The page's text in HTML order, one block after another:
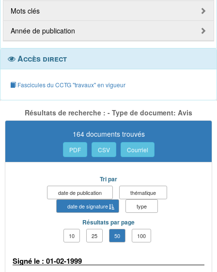
Mots clés
Année de publication
Accès direct
Fascicules du CCTG "travaux" en vigueur
Résultats de recherche : - Type de document: Avis
164 documents trouvés
PDF CSV Courriel
Tri par
date de publication
thématique
date de signature
type
Résultats par page
10 25 50 100
Signé le : 01-02-1999